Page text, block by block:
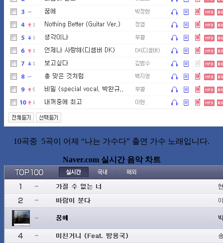
10곡중 5곡이 어제 “나는 가수다” 출연 가수 노래입니다.
Naver.com 실시간 음악 차트